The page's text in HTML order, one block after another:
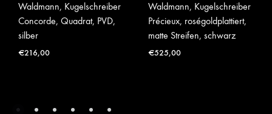
Waldmann, Kugelschreiber
Concorde, Quadrat, PVD,
silber
€216,00
Waldmann, Kugelschreiber
Précieux, roségoldplattiert,
matte Streifen, schwarz
€525,00